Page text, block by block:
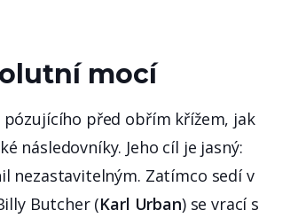
mocí
pózujícího před obřím křížem, jak
následovníky. Jeho cíl je jasný:
nezastavitelným. Zatímco sedí v
Butcher (Karl Urban) se vrací s